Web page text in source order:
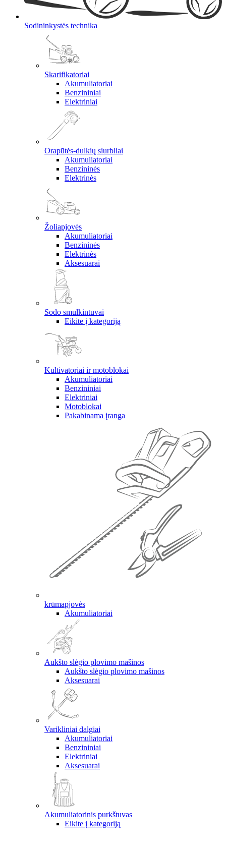
Sodininkystės technika
Skarifikatoriai
Akumuliatoriai
Benzininiai
Elektriniai
Orapūtės-dulkių siurbliai
Akumuliatoriai
Benzininės
Elektrinės
Žoliapjovės
Akumuliatoriai
Benzininės
Elektrinės
Aksesuarai
Sodo smulkintuvai
Eikite į kategoriją
Kultivatoriai ir motoblokai
Akumuliatoriai
Benzininiai
Elektriniai
Motoblokai
Pakabinama įranga
krūmapjovės
Akumuliatoriai
Aukšto slėgio plovimo mašinos
Aukšto slėgio plovimo mašinos
Aksesuarai
Varikliniai dalgiai
Akumuliatoriai
Benzininiai
Elektriniai
Aksesuarai
Akumuliatorinis purkštuvas
Eikite į kategoriją